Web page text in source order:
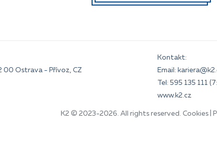
00 Ostrava - Přívoz, CZ
Kontakt:
Email:
Tel: 595 135 111
www.k2.cz
K2 © 2023-2026. All rights reserved. Cookies|